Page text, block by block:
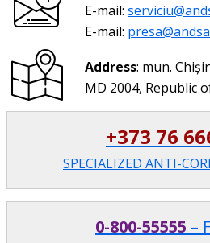
E-mail:
E-mail:
Address: mun.
MD 2004, Republic
+373 76
SPECIALIZED ANTI-
0-800-55555 –